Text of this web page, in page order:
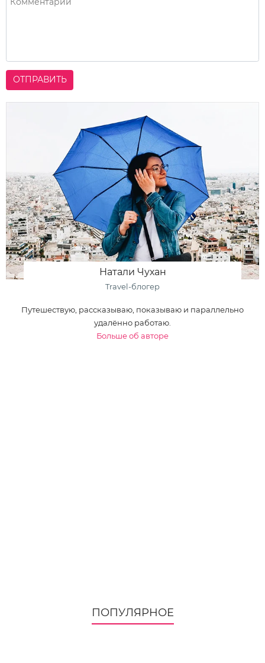
ОТПРАВИТЬ
Натали Чухан
Travel-блогер
Путешествую, рассказываю, показываю и параллельно
удалённо работаю.
Больше об авторе
ПОПУЛЯРНОЕ